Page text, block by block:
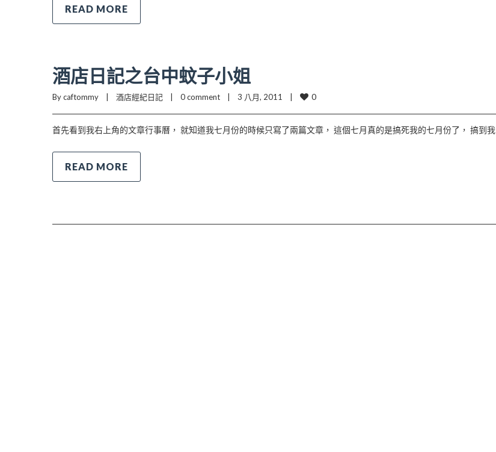
READ MORE
酒店日記之台中蚊子小姐
By caftommy    | 酒店經紀日記 0 comment
    |    3 八月, 2011    |
0
首先看到我右上角的文章行事曆， 就知道我七月份的時候只寫了兩篇文章， 這個七月真的是搞死我的七月份了， 搞到我
READ MORE